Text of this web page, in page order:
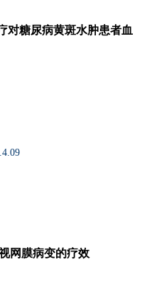
对糖尿病黄斑水肿患者血
网膜病变的疗效